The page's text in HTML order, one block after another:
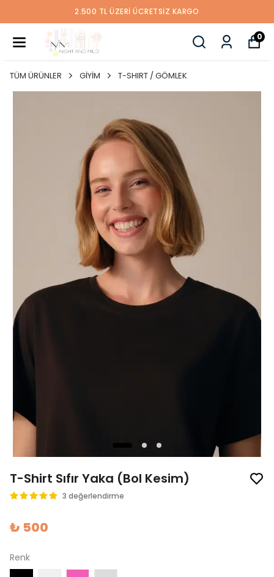
2.500 TL ÜZERİ ÜCRETSİZ KARGO
0
TÜM ÜRÜNLER GİYİM T-SHIRT / GÖMLEK
T-Shirt Sıfır Yaka (Bol Kesim)
3 değerlendirme
₺ 500
Renk